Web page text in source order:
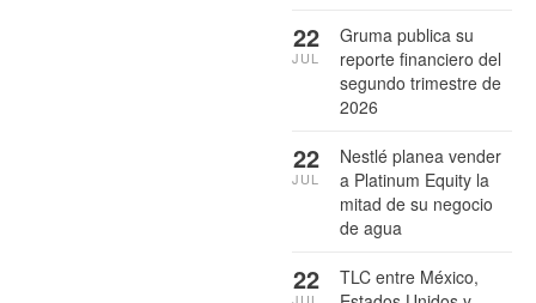
Gruma publica su
reporte financiero del
segundo trimestre de
2026
22
JUL
Nestlé planea vender
a Platinum Equity la
mitad de su negocio
de agua
22
JUL
TLC entre México,
22